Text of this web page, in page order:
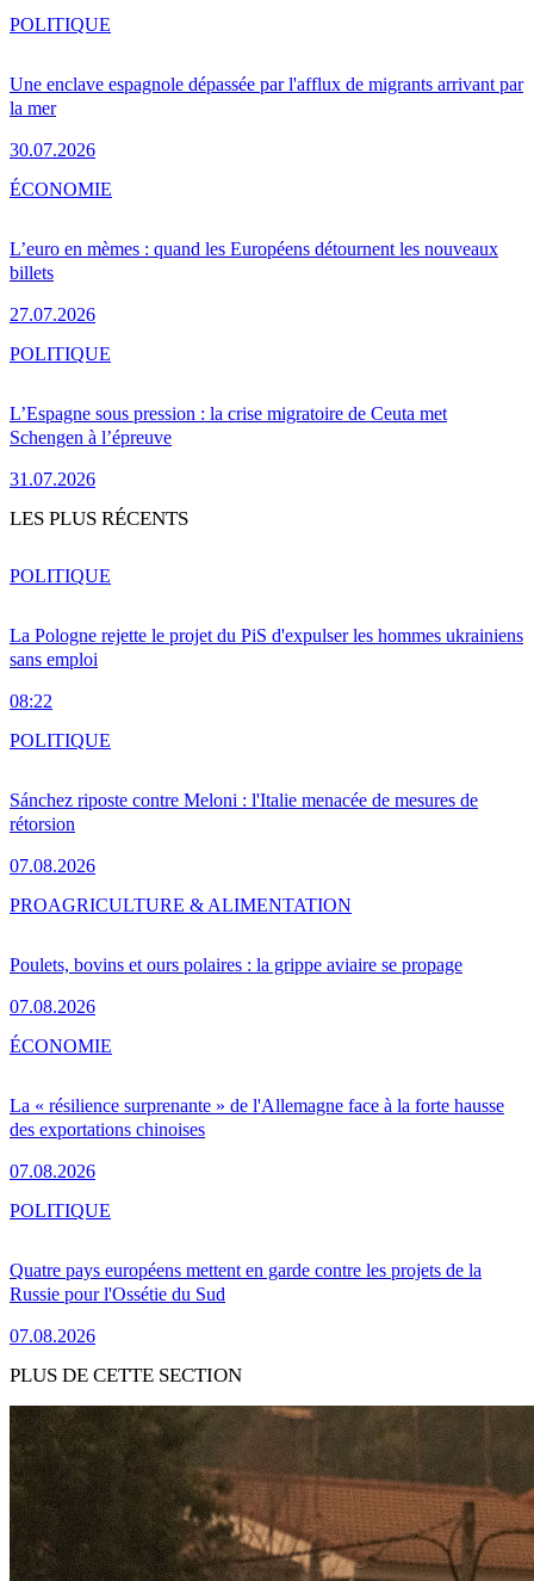
Une enclave espagnole dépassée par l'afflux de migrants arrivant par
la mer
30.07.2026
POLITIQUE
L’euro en mèmes : quand les Européens détournent les nouveaux
billets
27.07.2026
ÉCONOMIE
L’Espagne sous pression : la crise migratoire de Ceuta met
Schengen à l’épreuve
31.07.2026
POLITIQUE
LES PLUS RÉCENTS
La Pologne rejette le projet du PiS d'expulser les hommes ukrainiens
sans emploi
08:22
POLITIQUE
Sánchez riposte contre Meloni : l'Italie menacée de mesures de
rétorsion
07.08.2026
POLITIQUE
Poulets, bovins et ours polaires : la grippe aviaire se propage
07.08.2026
PROAGRICULTURE & ALIMENTATION
La « résilience surprenante » de l'Allemagne face à la forte hausse
des exportations chinoises
07.08.2026
ÉCONOMIE
Quatre pays européens mettent en garde contre les projets de la
Russie pour l'Ossétie du Sud
07.08.2026
POLITIQUE
PLUS DE CETTE SECTION